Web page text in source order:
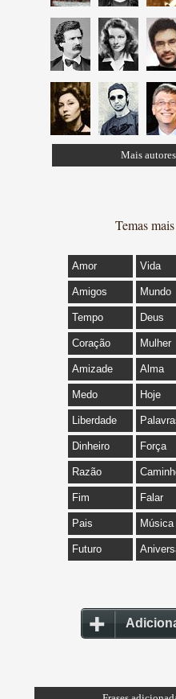
Mais
Temas
Amor Vida
Amigos Mundo
Tempo Deus
Coração Mulher
Amizade Alma
Medo Hoje
Liberdade
Dinheiro Força
Razão
Fim Falar
Pais Música
Futuro